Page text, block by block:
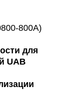
800A)
для
UAB